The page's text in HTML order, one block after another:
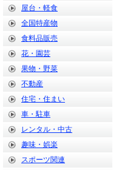
屋台・軽食
全国特産物
食料品販売
花・園芸
果物・野菜
不動産
住宅・住まい
車・駐車
レンタル・中古
趣味・娯楽
スポーツ関連